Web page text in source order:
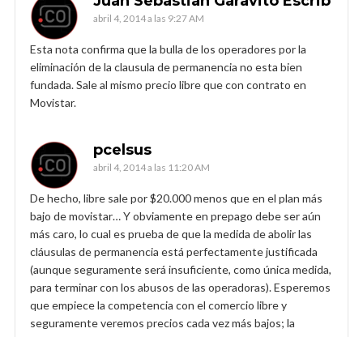
abril 4, 2014 a las 9:27 AM
Esta nota confirma que la bulla de los operadores por la
eliminación de la clausula de permanencia no esta bien
fundada. Sale al mismo precio libre que con contrato en
Movistar.
pcelsus
abril 4, 2014 a las 11:20 AM
De hecho, libre sale por $20.000 menos que en el plan más
bajo de movistar… Y obviamente en prepago debe ser aún
más caro, lo cual es prueba de que la medida de abolir las
cláusulas de permanencia está perfectamente justificada
(aunque seguramente será insuficiente, como única medida,
para terminar con los abusos de las operadoras). Esperemos
que empiece la competencia con el comercio libre y
seguramente veremos precios cada vez más bajos; la